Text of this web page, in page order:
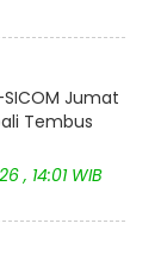
Jumat
Tembus
, 14:01 WIB